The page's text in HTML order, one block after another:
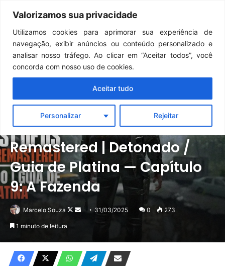
Valorizamos sua privacidade
Utilizamos cookies para aprimorar sua experiência de
navegação, exibir anúncios ou conteúdo personalizado e
analisar nosso tráfego. Ao clicar em “Aceitar todos”, você
concorda com nosso uso de cookies.
Personalizar Rejeitar
Aceitar tudo
Menu
The Last of Us Part II
Remastered | Detonado /
Guia de Platina — Capítulo
9: A Fazenda
Marcelo Souza
Follow
Mande31/03/2025 0 273
1 minuto de leitura